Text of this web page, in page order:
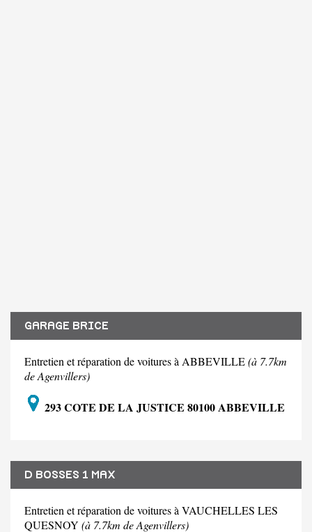
GARAGE BRICE
Entretien et réparation de voitures à ABBEVILLE(à 7.7km
de Agenvillers)
293 COTE DE LA JUSTICE 80100 ABBEVILLE
D BOSSES 1 MAX
Entretien et réparation de voitures à VAUCHELLES LES
QUESNOY (à 7.7km de Agenvillers)